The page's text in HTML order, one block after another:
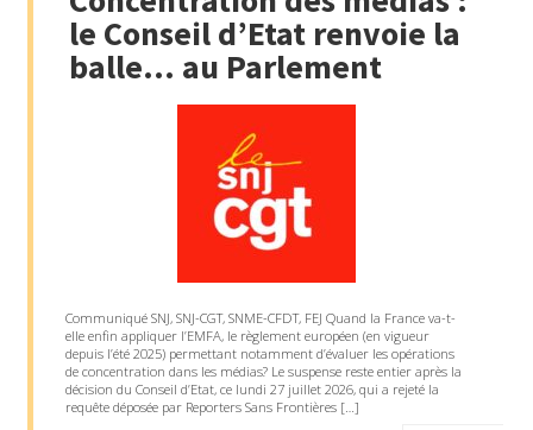
le Conseil d’Etat renvoie la
balle… au Parlement
Communiqué SNJ, SNJ-CGT, SNME-CFDT, FEJ Quand la France va-t-
elle enfin appliquer l’EMFA, le règlement européen (en vigueur
depuis l’été 2025) permettant notamment d’évaluer les opérations
de concentration dans les médias? Le suspense reste entier après la
décision du Conseil d’Etat, ce lundi 27 juillet 2026, qui a rejeté la
requête déposée par Reporters Sans Frontières […]